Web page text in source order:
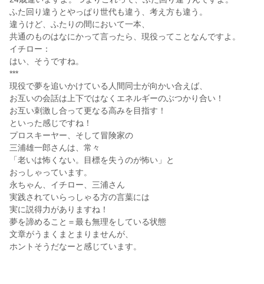
ふた回り違うとやっぱり世代も違う、考え方も違う。
違うけど、ふたりの間において一本、
共通のものはなにかって言ったら、現役ってことなんですよ。
イチロー：
はい、そうですね。
***
現役で夢を追いかけている人間同士が向かい合えば、
お互いの会話は上下ではなくエネルギーのぶつかり合い！
お互い刺激し合って更なる高みを目指す！
といった感じですね！
プロスキーヤー、そして冒険家の
三浦雄一郎さんは、常々
「老いは怖くない。目標を失うのが怖い」と
おっしゃっています。
永ちゃん、イチロー、三浦さん
実践されていらっしゃる方の言葉には
実に説得力がありますね！
夢を諦めること＝最も無理をしている状態
文章がうまくまとまりませんが、
ホントそうだなーと感じています。